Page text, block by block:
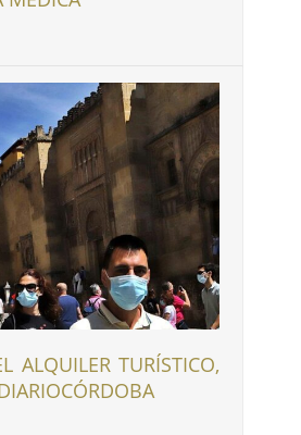
ALQUILER TURÍSTICO,